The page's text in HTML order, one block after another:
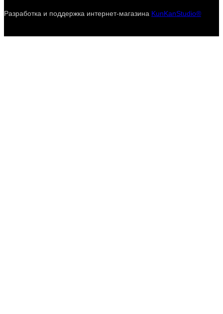
Разработка и поддержка интернет-магазина KunKanStudio®